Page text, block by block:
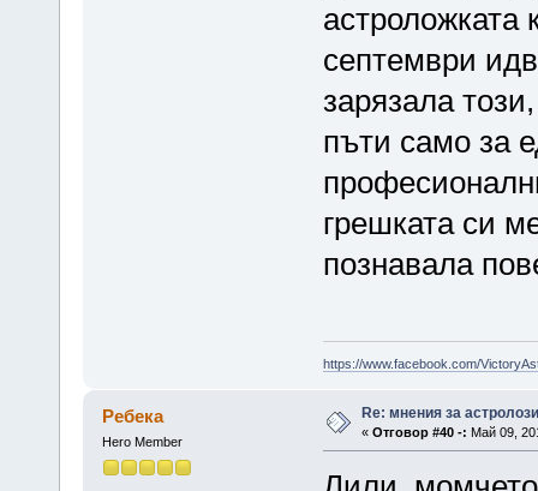
астроложката
септември
зарязала
пъти само за
грешката си
познавала
https://www.facebook.com/
Ребека
Hero Member
Re: мнения за астролози
« Отговор #40 -: Май 09,